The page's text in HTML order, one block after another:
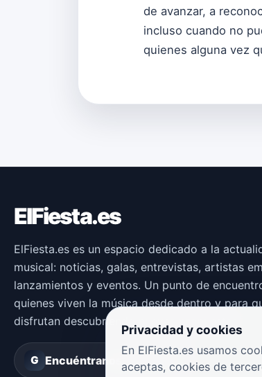
de avanzar, a
incluso cuando no
quienes alguna vez
ElFiesta.es
ElFiesta.es es un espacio dedicado a la
musical: noticias, galas, entrevistas, artistas
lanzamientos y eventos. Un punto de
quienes viven la música desde dentro y para
disfrutan descubriendo nuevas propuestas.
G Encuéntranos en Groover
Privacidad y cookies
En ElFiesta.es usamos
aceptas, cookies de